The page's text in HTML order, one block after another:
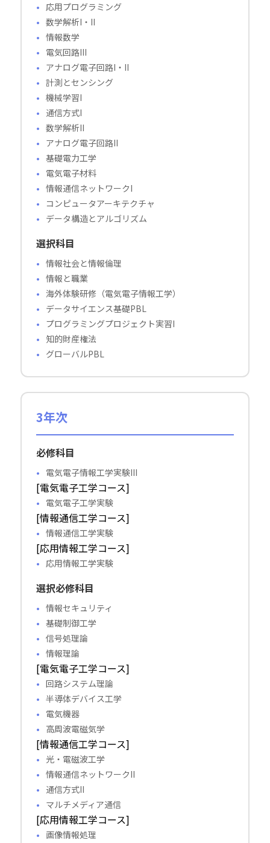
応用プログラミング
数学解析I・II
情報数学
電気回路III
アナログ電子回路I・II
計測とセンシング
機械学習I
通信方式I
数学解析II
アナログ電子回路II
基礎電力工学
電気電子材料
情報通信ネットワークI
コンピュータアーキテクチャ
データ構造とアルゴリズム
選択科目
情報社会と情報倫理
情報と職業
海外体験研修（電気電子情報工学）
データサイエンス基礎PBL
プログラミングプロジェクト実習I
知的財産権法
グローバルPBL
3年次
必修科目
電気電子情報工学実験III
[電気電子工学コース]
電気電子工学実験
[情報通信工学コース]
情報通信工学実験
[応用情報工学コース]
応用情報工学実験
選択必修科目
情報セキュリティ
基礎制御工学
信号処理論
情報理論
[電気電子工学コース]
回路システム理論
半導体デバイス工学
電気機器
高周波電磁気学
[情報通信工学コース]
光・電磁波工学
情報通信ネットワークII
通信方式II
マルチメディア通信
[応用情報工学コース]
画像情報処理